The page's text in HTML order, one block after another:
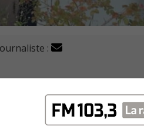
:
en début de soirée
Longueuil ont été mobilisés